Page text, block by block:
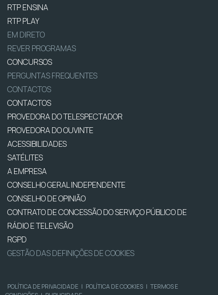
RTP ENSINA
RTP PLAY
EM DIRETO
REVER PROGRAMAS
CONCURSOS
PERGUNTAS FREQUENTES
CONTACTOS
CONTACTOS
PROVEDORA DO TELESPECTADOR
PROVEDORA DO OUVINTE
ACESSIBILIDADES
SATÉLITES
A EMPRESA
CONSELHO GERAL INDEPENDENTE
CONSELHO DE OPINIÃO
CONTRATO DE CONCESSÃO DO SERVIÇO PÚBLICO DE
RÁDIO E TELEVISÃO
RGPD
GESTÃO DAS DEFINIÇÕES DE COOKIES
POLÍTICA DE PRIVACIDADE | POLÍTICA DE COOKIES | TERMOS E